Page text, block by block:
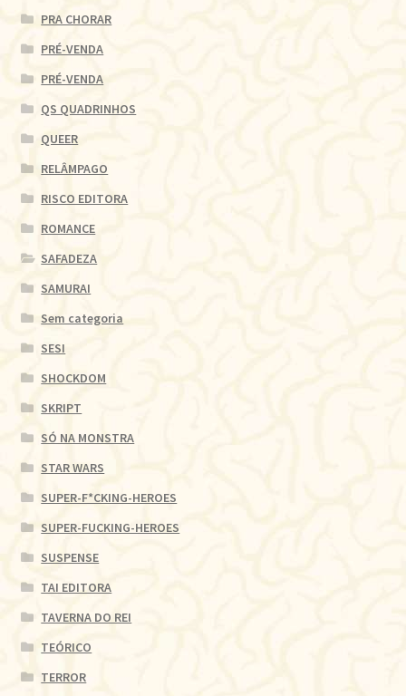
PRA CHORAR
PRÉ-VENDA
PRÉ-VENDA
QS QUADRINHOS
QUEER
RELÂMPAGO
RISCO EDITORA
ROMANCE
SAFADEZA
SAMURAI
Sem categoria
SESI
SHOCKDOM
SKRIPT
SÓ NA MONSTRA
STAR WARS
SUPER-F*CKING-HEROES
SUPER-FUCKING-HEROES
SUSPENSE
TAI EDITORA
TAVERNA DO REI
TEÓRICO
TERROR